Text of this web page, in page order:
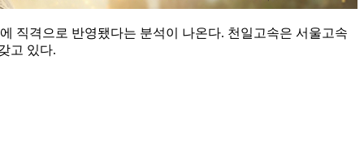
직격으로 반영됐다는 분석이 나온다. 천일고속은 서울고속
고 있다.